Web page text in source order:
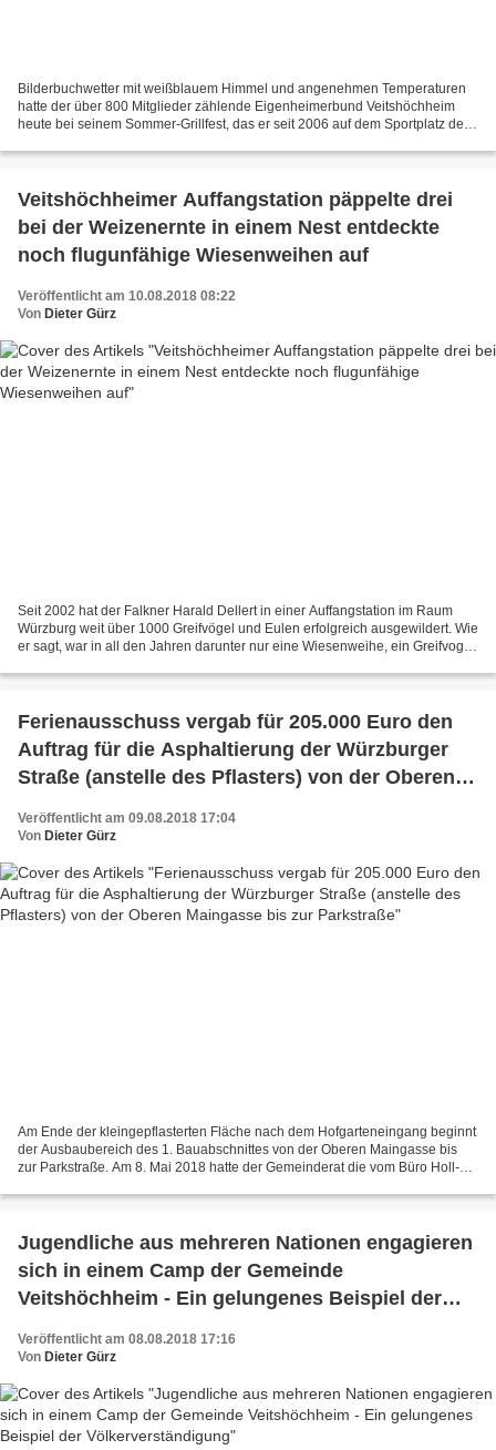
Bilderbuchwetter mit weißblauem Himmel und angenehmen Temperaturen
hatte der über 800 Mitglieder zählende Eigenheimerbund Veitshöchheim
heute bei seinem Sommer-Grillfest, das er seit 2006 auf dem Sportplatz des
Veitshöchheimer Auffangstation päppelte drei
bei der Weizenernte in einem Nest entdeckte
noch flugunfähige Wiesenweihen auf
Veröffentlicht am 10.08.2018 08:22
Von Dieter Gürz
Seit 2002 hat der Falkner Harald Dellert in einer Auffangstation im Raum
Würzburg weit über 1000 Greifvögel und Eulen erfolgreich ausgewildert. Wie
er sagt, war in all den Jahren darunter nur eine Wiesenweihe, ein Greifvogel
Ferienausschuss vergab für 205.000 Euro den
Auftrag für die Asphaltierung der Würzburger
Straße (anstelle des Pflasters) von der Oberen
Veröffentlicht am 09.08.2018 17:04
Von Dieter Gürz
Am Ende der kleingepflasterten Fläche nach dem Hofgarteneingang beginnt
der Ausbaubereich des 1. Bauabschnittes von der Oberen Maingasse bis
zur Parkstraße. Am 8. Mai 2018 hatte der Gemeinderat die vom Büro Holl-
Jugendliche aus mehreren Nationen engagieren
sich in einem Camp der Gemeinde
Veitshöchheim - Ein gelungenes Beispiel der
Veröffentlicht am 08.08.2018 17:16
Von Dieter Gürz